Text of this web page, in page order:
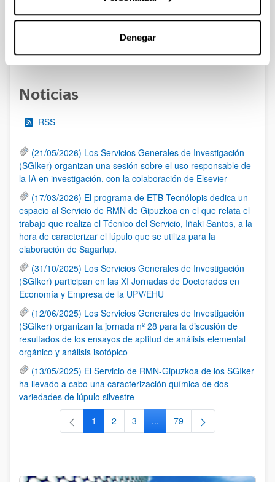
Denegar
PáginaPáginas intermedias Use TAB para desplazarse.
PáginaPáginaPáginaPáginas intermedias
Página
Noticias
RSS
(21/05/2026) Los Servicios Generales de Investigación
(SGIker) organizan una sesión sobre el uso responsable de
la IA en investigación, con la colaboración de Elsevier
(17/03/2026) El programa de ETB Tecnólopis dedica un
espacio al Servicio de RMN de Gipuzkoa en el que relata el
trabajo que realiza el Técnico del Servicio, Iñaki Santos, a la
hora de caracterizar el lúpulo que se utiliza para la
elaboración de Sagarlup.
(31/10/2025) Los Servicios Generales de Investigación
(SGIker) participan en las XI Jornadas de Doctorados en
Economía y Empresa de la UPV/EHU
(12/06/2025) Los Servicios Generales de Investigación
(SGIker) organizan la jornada nº 28 para la discusión de
resultados de los ensayos de aptitud de análisis elemental
orgánico y análisis isotópico
(13/05/2025) El Servicio de RMN-Gipuzkoa de los SGIker
ha llevado a cabo una caracterización química de dos
variedades de lúpulo silvestre
Página
1 Página
2 Página
3 ...Páginas intermedias Use TAB
Página
79